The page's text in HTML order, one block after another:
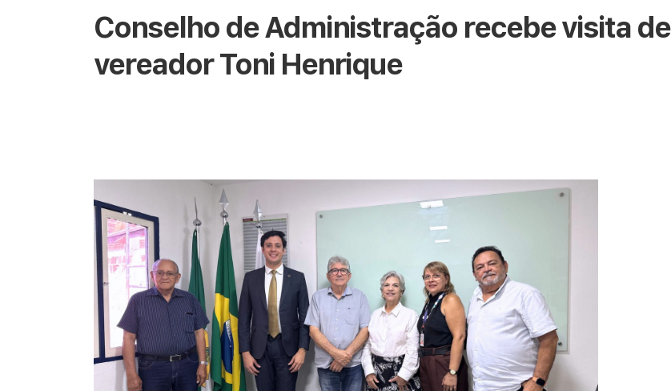
Conselho de Administração recebe visita de
vereador Toni Henrique